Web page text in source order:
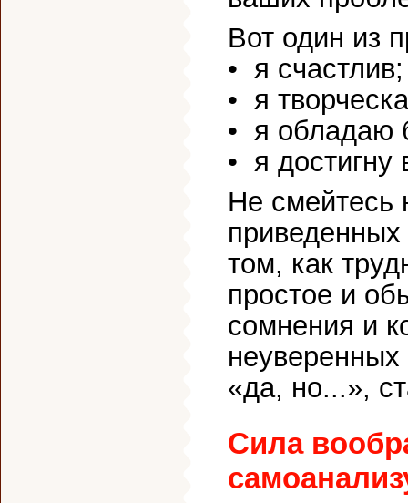
Вот один из
• я счастлив;
• я
• я обладаю
• я достигну
Не смейтесь
том, как
простое и
сомнения и
«да, но...»,
Сила